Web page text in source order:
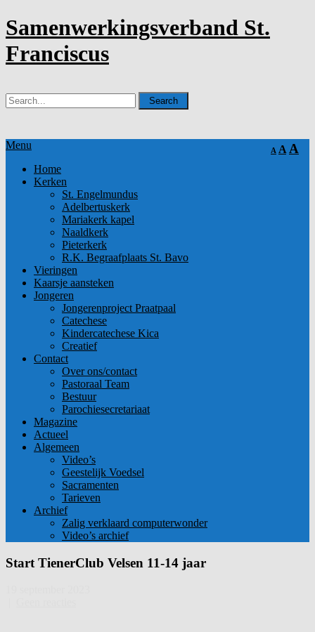
Samenwerkingsverband St.
Franciscus
A A A
Menu
Home
Kerken
St. Engelmundus
Adelbertuskerk
Mariakerk kapel
Naaldkerk
Pieterkerk
R.K. Begraafplaats St. Bavo
Vieringen
Kaarsje aansteken
Jongeren
Jongerenproject Praatpaal
Catechese
Kindercatechese Kica
Creatief
Contact
Over ons/contact
Pastoraal Team
Bestuur
Parochiesecretariaat
Magazine
Actueel
Algemeen
Video’s
Geestelijk Voedsel
Sacramenten
Tarieven
Archief
Zalig verklaard computerwonder
Video’s archief
Start TienerClub Velsen 11-14 jaar